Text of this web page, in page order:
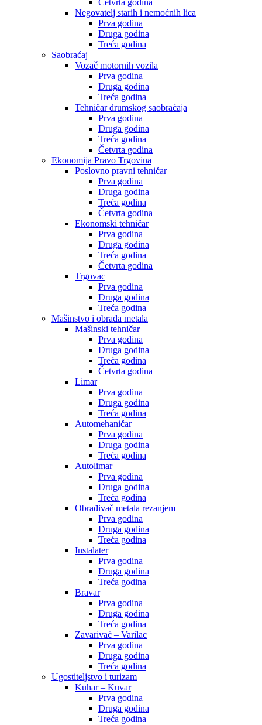
Četvrta godina
Negovatelj starih i nemoćnih lica
Prva godina
Druga godina
Treća godina
Saobraćaj
Vozač motornih vozila
Prva godina
Druga godina
Treća godina
Tehničar drumskog saobraćaja
Prva godina
Druga godina
Treća godina
Četvrta godina
Ekonomija Pravo Trgovina
Poslovno pravni tehničar
Prva godina
Druga godina
Treća godina
Četvrta godina
Ekonomski tehničar
Prva godina
Druga godina
Treća godina
Četvrta godina
Trgovac
Prva godina
Druga godina
Treća godina
Mašinstvo i obrada metala
Mašinski tehničar
Prva godina
Druga godina
Treća godina
Četvrta godina
Limar
Prva godina
Druga godina
Treća godina
Automehaničar
Prva godina
Druga godina
Treća godina
Autolimar
Prva godina
Druga godina
Treća godina
Obrađivač metala rezanjem
Prva godina
Druga godina
Treća godina
Instalater
Prva godina
Druga godina
Treća godina
Bravar
Prva godina
Druga godina
Treća godina
Zavarivač – Varilac
Prva godina
Druga godina
Treća godina
Ugostiteljstvo i turizam
Kuhar – Kuvar
Prva godina
Druga godina
Treća godina